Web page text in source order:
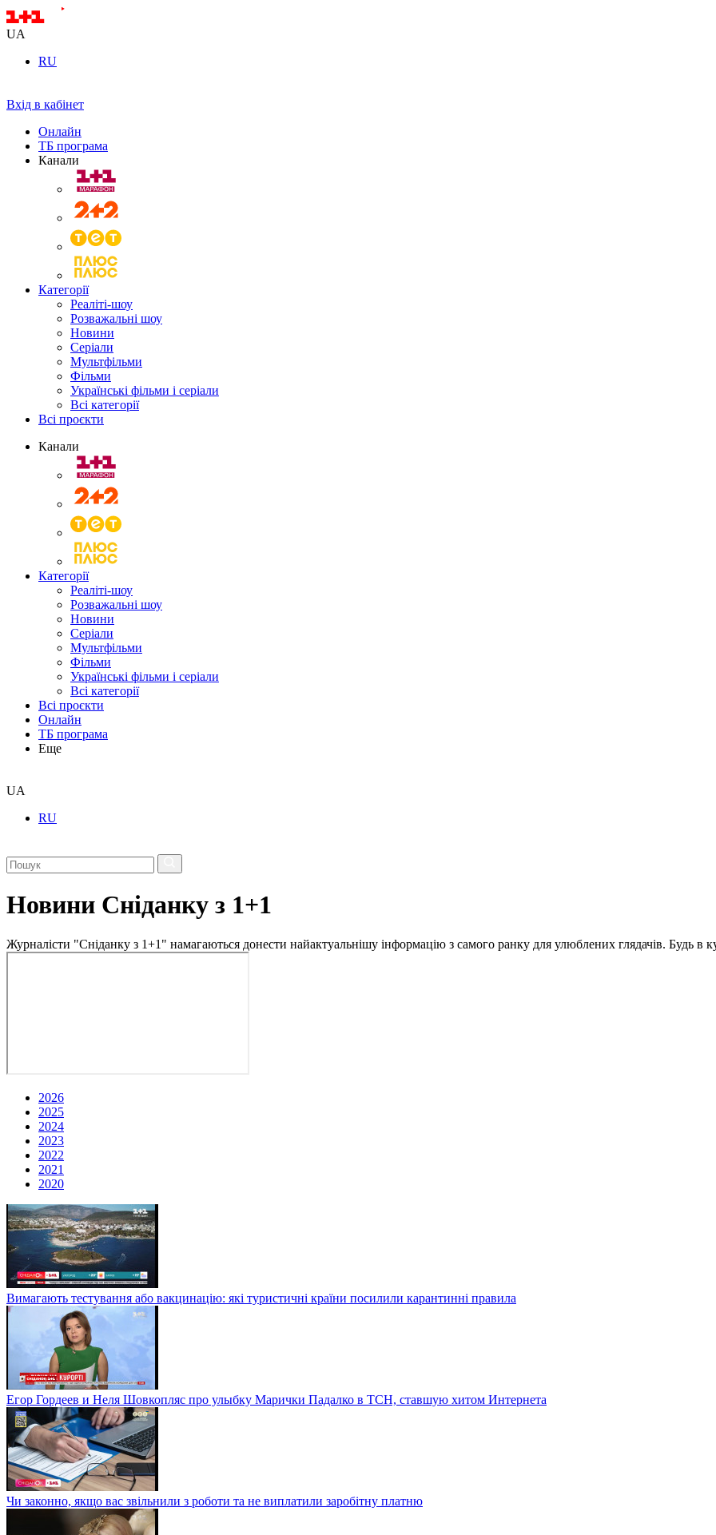
UA
RU
Вхід в кабінет
Онлайн
ТБ програма
Канали
Категорії
Реаліті-шоу
Розважальні шоу
Новини
Серіали
Мультфільми
Фільми
Українські фільми і серіали
Всі категорії
Всі проєкти
Канали
Категорії
Реаліті-шоу
Розважальні шоу
Новини
Серіали
Мультфільми
Фільми
Українські фільми і серіали
Всі категорії
Всі проєкти
Онлайн
ТБ програма
Еще
UA
RU
Новини Сніданку з 1+1
Журналісти "Сніданку з 1+1" намагаються донести найактуальнішу інформацію з самого ранку для улюблених глядачів. Будь в
2026
2025
2024
2023
2022
2021
2020
Вимагають тестування або вакцинацію: які туристичні країни посилили карантинні правила
Егор Гордеев и Неля Шовкопляс про улыбку Марички Падалко в ТСН, ставшую хитом Интернета
Чи законно, якщо вас звільнили з роботи та не виплатили заробітну платню